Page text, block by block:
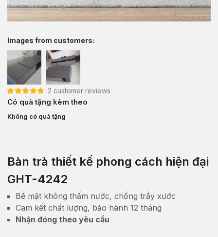
Images from customers:
5.00
trên 5 dựa
trên
2
đánh giá
2 customer reviews
Có quà tặng kèm theo
Không có quà tặng
Bàn trà thiết kế phong cách hiện đại
GHT-4242
Bề mặt không thấm nước, chống trầy xước
Cam kết chất lượng, bảo hành 12 tháng
Nhận đóng theo yêu cầu